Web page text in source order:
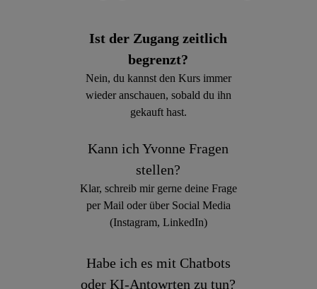
Ist der Zugang zeitlich
begrenzt?
Nein, du kannst den Kurs immer
wieder anschauen, sobald du ihn
gekauft hast.
Kann ich Yvonne Fragen
stellen?
Klar, schreib mir gerne deine Frage
per Mail oder über Social Media
(Instagram, LinkedIn)
Habe ich es mit Chatbots
oder KI-Antowrten zu tun?